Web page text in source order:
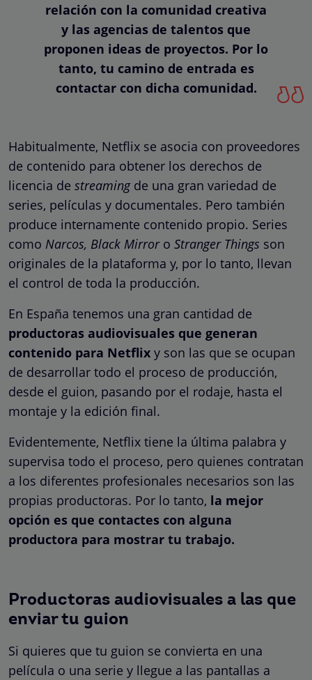
relación con la comunidad creativa
y las agencias de talentos que
proponen ideas de proyectos. Por lo
tanto, tu camino de entrada es
contactar con dicha comunidad.
Habitualmente, Netflix se asocia con proveedores
de contenido para obtener los derechos de
licencia de streamingde una gran variedad de
series, películas y documentales. Pero también
produce internamente contenido propio. Series
como Narcos, Black Mirror o Stranger Things son
originales de la plataforma y, por lo tanto, llevan
el control de toda la producción.
En España tenemos una gran cantidad de
productoras audiovisuales que generan
contenido para Netflix y son las que se ocupan
de desarrollar todo el proceso de producción,
desde el guion, pasando por el rodaje, hasta el
montaje y la edición final.
Evidentemente, Netflix tiene la última palabra y
supervisa todo el proceso, pero quienes contratan
a los diferentes profesionales necesarios son las
propias productoras. Por lo tanto, la mejor
opción es que contactes con alguna
productora para mostrar tu trabajo.
Productoras audiovisuales a las que
enviar tu guion
Si quieres que tu guion se convierta en una
película o una serie y llegue a las pantallas a